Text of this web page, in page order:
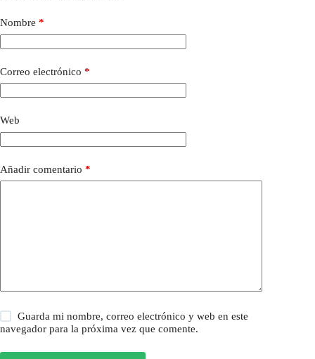
Nombre *
Correo electrónico *
Web
Añadir comentario *
Guarda mi nombre, correo electrónico y web en este
navegador para la próxima vez que comente.